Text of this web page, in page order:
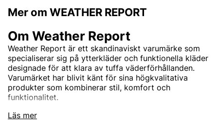
Mer om WEATHER REPORT
Läs mer
Om Weather Report
Weather Report är ett skandinaviskt varumärke som
specialiserar sig på ytterkläder och funktionella kläder
designade för att klara av tuffa väderförhållanden.
Varumärket har blivit känt för sina högkvalitativa
produkter som kombinerar stil, komfort och
funktionalitet.
Grundandet och Visionen